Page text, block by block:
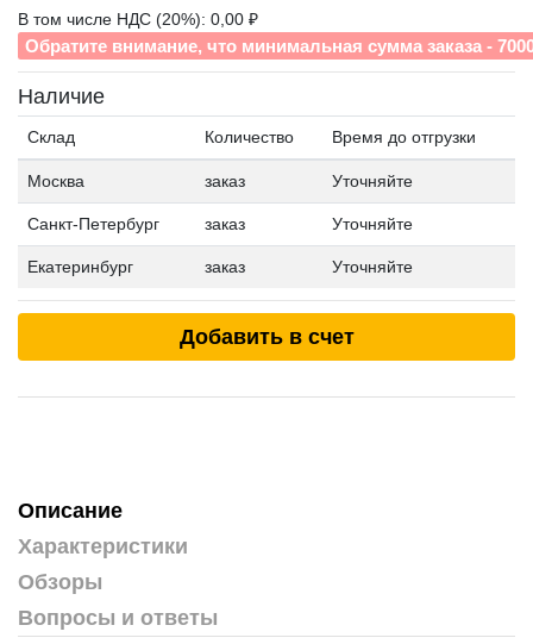
В том числе НДС (20%): 0,00 ₽
Обратите внимание, что минимальная сумма заказа -
Наличие
Склад Количество Время до отгрузки
Москва заказ Уточняйте
Санкт-Петербург заказ Уточняйте
Екатеринбург заказ Уточняйте
Добавить в счет
Описание
Характеристики
Обзоры
Вопросы и ответы